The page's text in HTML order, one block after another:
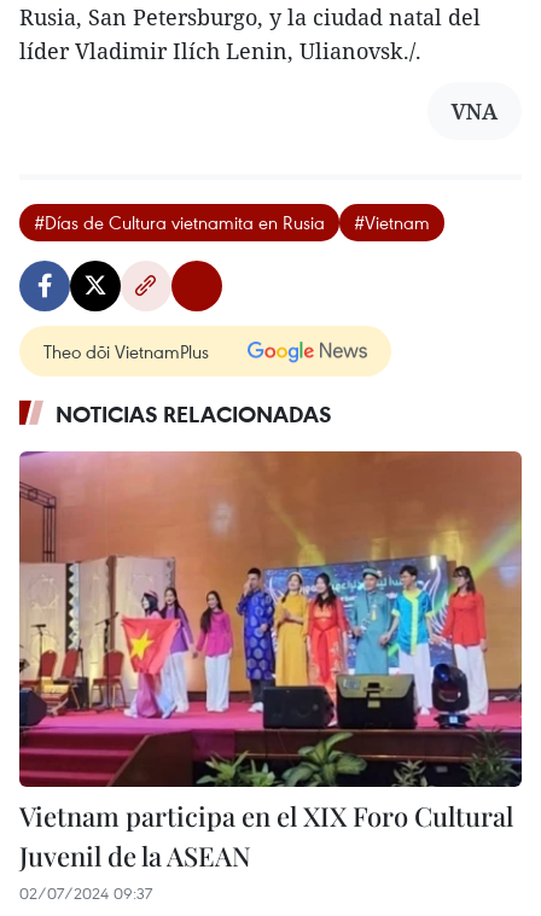
Rusia, San Petersburgo, y la ciudad natal del
líder Vladimir Ilích Lenin, Ulianovsk./.
VNA
#Días de Cultura vietnamita en Rusia #Vietnam
Theo dõi VietnamPlus
NOTICIAS RELACIONADAS
Vietnam participa en el XIX Foro Cultural
Juvenil de la ASEAN
02/07/2024 09:37